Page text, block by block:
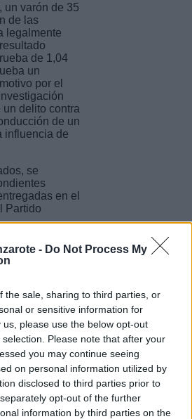
- Do Not Process My
the sale, sharing to third parties, or
or sensitive information for
please use the below opt-out
Please note that after your
you may continue seeing
on personal information utilized by
disclosed to third parties prior to
opt-out of the further
information by third parties on the
un varón de 35
de las
legalmente
de 1,04
un
por el
un delito contra
de un
influencia de
se
en el
Partido